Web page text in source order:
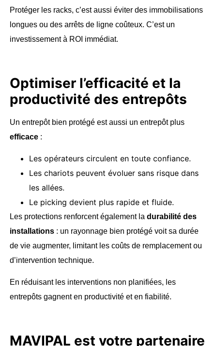
Protéger les racks, c’est aussi éviter des immobilisations
longues ou des arrêts de ligne coûteux. C’est un
investissement à ROI immédiat.
Optimiser l’efficacité et la
productivité des entrepôts
Un entrepôt bien protégé est aussi un entrepôt plus
efficace :
Les opérateurs circulent en toute confiance.
Les chariots peuvent évoluer sans risque dans
les allées.
Le picking devient plus rapide et fluide.
Les protections renforcent également la durabilité des
installations : un rayonnage bien protégé voit sa durée
de vie augmenter, limitant les coûts de remplacement ou
d’intervention technique.
En réduisant les interventions non planifiées, les
entrepôts gagnent en productivité et en fiabilité.
MAVIPAL est votre partenaire